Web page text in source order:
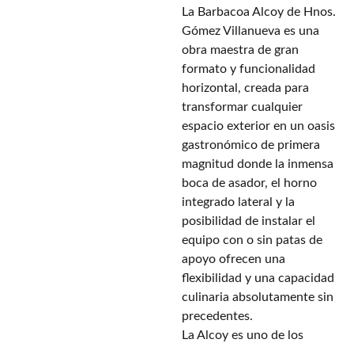
La Barbacoa Alcoy de Hnos.
Gómez Villanueva es una
obra maestra de gran
formato y funcionalidad
horizontal, creada para
transformar cualquier
espacio exterior en un oasis
gastronómico de primera
magnitud donde la inmensa
boca de asador, el horno
integrado lateral y la
posibilidad de instalar el
equipo con o sin patas de
apoyo ofrecen una
flexibilidad y una capacidad
culinaria absolutamente sin
precedentes.
La Alcoy es uno de los